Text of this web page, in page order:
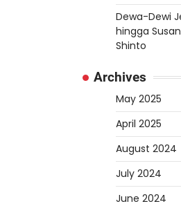
Dewa-Dewi
hingga
Shinto
Archives
May 2025
April 2025
August 2024
July 2024
June 2024